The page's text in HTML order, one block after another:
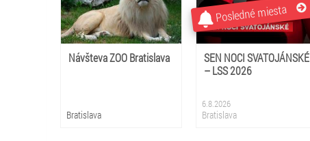
Návšteva ZOO Bratislava
Bratislava
Posledné miesta
SEN NOCI SVATOJÁNSKÉ
– LSS 2026
6.8.2026
Bratislava